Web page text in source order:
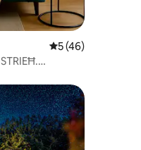
Rating medju ta' 5
5 (46)
tal-klijenti